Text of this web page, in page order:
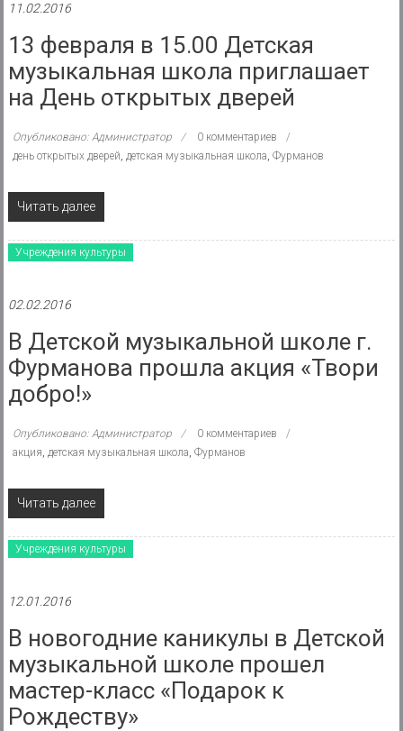
11.02.2016
13 февраля в 15.00 Детская
музыкальная школа приглашает
на День открытых дверей
Опубликовано: Администратор
0 комментариев
день открытых дверей, детская музыкальная школа, Фурманов
Читать далее
Учреждения культуры
02.02.2016
В Детской музыкальной школе г.
Фурманова прошла акция «Твори
добро!»
Опубликовано: Администратор
0 комментариев
акция, детская музыкальная школа, Фурманов
Читать далее
Учреждения культуры
12.01.2016
В новогодние каникулы в Детской
музыкальной школе прошел
мастер-класс «Подарок к
Рождеству»